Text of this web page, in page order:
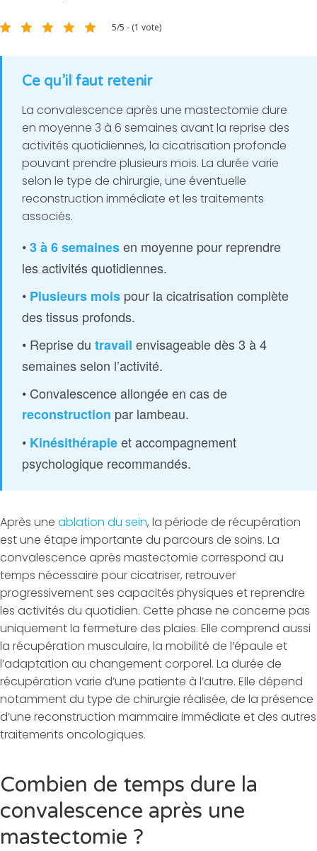
5/5 - (1 vote)
Ce qu’il faut retenir
La convalescence après une mastectomie dure
en moyenne 3 à 6 semaines avant la reprise des
activités quotidiennes, la cicatrisation profonde
pouvant prendre plusieurs mois. La durée varie
selon le type de chirurgie, une éventuelle
reconstruction immédiate et les traitements
associés.
•3 à 6 semainesen moyenne pour reprendre
les activités quotidiennes.
• Plusieurs mois pour la cicatrisation complète
des tissus profonds.
• Reprise du travail envisageable dès 3 à 4
semaines selon l’activité.
• Convalescence allongée en cas de
reconstruction par lambeau.
• Kinésithérapieet accompagnement
psychologique recommandés.
Après une ablation du sein, la période de récupération
est une étape importante du parcours de soins. La
convalescence après mastectomie correspond au
temps nécessaire pour cicatriser, retrouver
progressivement ses capacités physiques et reprendre
les activités du quotidien. Cette phase ne concerne pas
uniquement la fermeture des plaies. Elle comprend aussi
la récupération musculaire, la mobilité de l’épaule et
l’adaptation au changement corporel. La durée de
récupération varie d’une patiente à l’autre. Elle dépend
notamment du type de chirurgie réalisée, de la présence
d’une reconstruction mammaire immédiate et des autres
traitements oncologiques.
Combien de temps dure la
convalescence après une
mastectomie ?